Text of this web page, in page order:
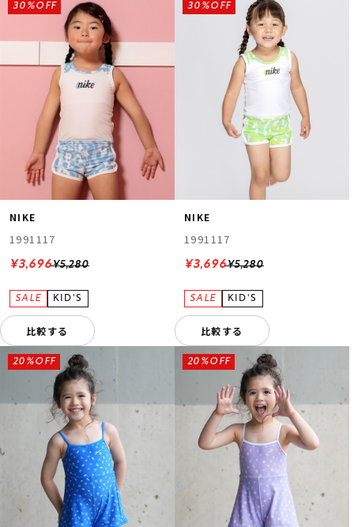
NIKE
1991117
¥5,280
30%OFF
¥3,696
比較する
NIKE
1991117
¥5,280
30%OFF
¥3,696
比較する
20%OFF 20%OFF